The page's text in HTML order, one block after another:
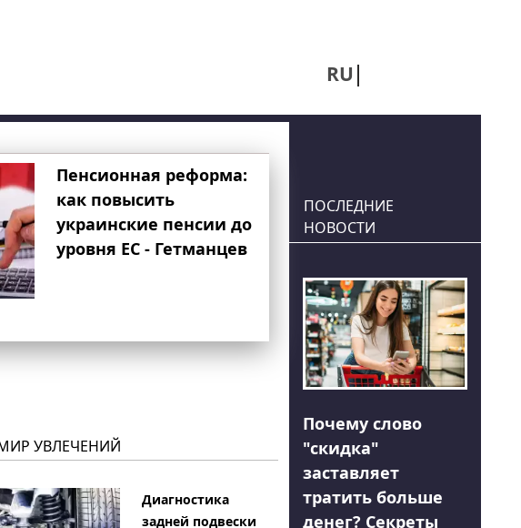
RU
Пенсионная реформа:
как повысить
украинские пенсии до
уровня ЕС - Гетманцев
УВЛЕЧЕНИЙ
Диагностика
задней подвески
ПОСЛЕДНИЕ
НОВОСТИ
Почему слово
"скидка"
заставляет
тратить больше
денег? Секреты